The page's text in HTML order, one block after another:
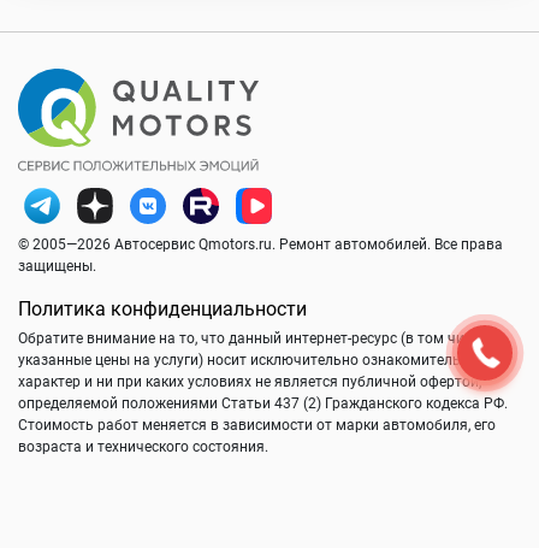
© 2005—2026 Автосервис Qmotors.ru. Ремонт автомобилей. Все права
защищены.
Политика конфиденциальности
Обратите внимание на то, что данный интернет-ресурс (в том числе
указанные цены на услуги) носит исключительно ознакомительный
характер и ни при каких условиях не является публичной офертой,
определяемой положениями Статьи 437 (2) Гражданского кодекса РФ.
Стоимость работ меняется в зависимости от марки автомобиля, его
возраста и технического состояния.